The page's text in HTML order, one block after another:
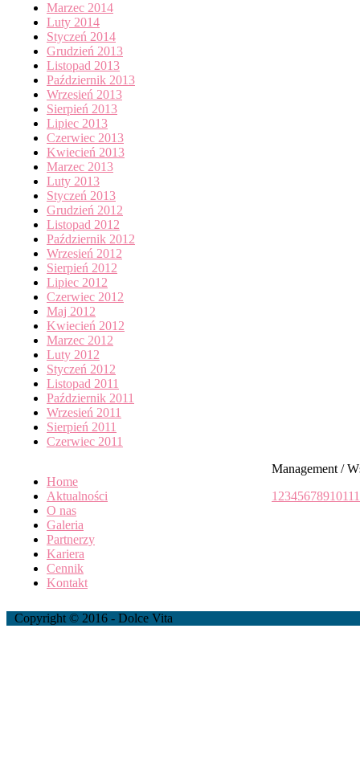
Marzec 2014
Luty 2014
Styczeń 2014
Grudzień 2013
Listopad 2013
Październik 2013
Wrzesień 2013
Sierpień 2013
Lipiec 2013
Czerwiec 2013
Kwiecień 2013
Marzec 2013
Luty 2013
Styczeń 2013
Grudzień 2012
Listopad 2012
Październik 2012
Wrzesień 2012
Sierpień 2012
Lipiec 2012
Czerwiec 2012
Maj 2012
Kwiecień 2012
Marzec 2012
Luty 2012
Styczeń 2012
Listopad 2011
Październik 2011
Wrzesień 2011
Sierpień 2011
Czerwiec 2011
Home
Aktualności
O nas
Galeria
Partnerzy
Kariera
Cennik
Kontakt
Management /
1 234567891011
Copyright © 2016 - Dolce Vita